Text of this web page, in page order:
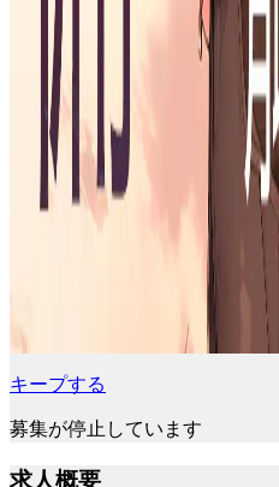
キープする
募集が停止しています
求人概要